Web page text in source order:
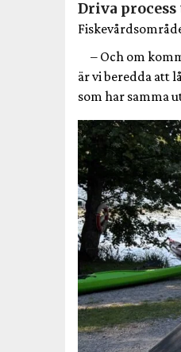
Driva
– Och om
är vi beredda att
som har samma